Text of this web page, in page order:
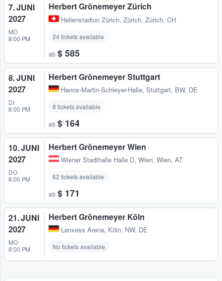
7. JUNI
2027
MO
8:00 PM
Herbert Grönemeyer Zürich
Hallenstadion Zürich, Zürich, Zürich, CH
24 tickets available
ab $ 585
8. JUNI
2027
DI
8:00 PM
Herbert Grönemeyer Stuttgart
Hanns-Martin-Schleyer-Halle, Stuttgart, BW, DE
8 tickets available
ab $ 164
10. JUNI
2027
DO
8:00 PM
Herbert Grönemeyer Wien
Wiener Stadthalle Halle D, Wien, Wien, AT
62 tickets available
ab $ 171
21. JUNI
2027
MO
8:00 PM
Herbert Grönemeyer Köln
Lanxess Arena, Köln, NW, DE
No tickets available